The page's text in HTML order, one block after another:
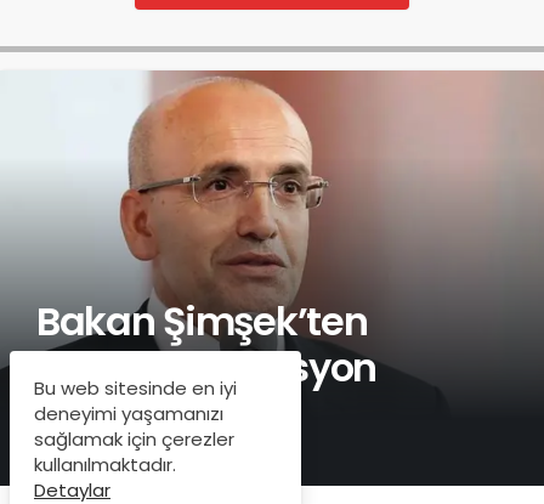
Bakan Şimşek’ten
‘yüksek’ enflasyon
yorumu!
Bu web sitesinde en iyi
deneyimi yaşamanızı
sağlamak için çerezler
kullanılmaktadır.
Detaylar